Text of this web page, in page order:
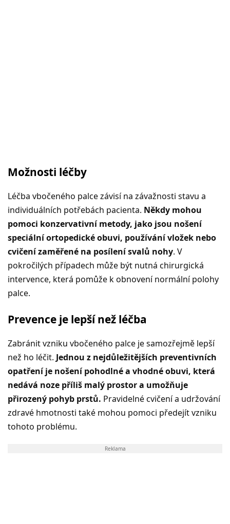
Možnosti léčby
Léčba vbočeného palce závisí na závažnosti stavu a
individuálních potřebách pacienta. Někdy mohou
pomoci konzervativní metody, jako jsou nošení
speciální ortopedické obuvi, používání vložek nebo
cvičení zaměřené na posílení svalů nohy. V
pokročilých případech může být nutná chirurgická
intervence, která pomůže k obnovení normální polohy
palce.
Prevence je lepší než léčba
Zabránit vzniku vbočeného palce je samozřejmě lepší
než ho léčit. Jednou z nejdůležitějších preventivních
opatření je nošení pohodlné a vhodné obuvi, která
nedává noze příliš malý prostor a umožňuje
přirozený pohyb prstů. Pravidelné cvičení a udržování
zdravé hmotnosti také mohou pomoci předejít vzniku
tohoto problému.
Reklama